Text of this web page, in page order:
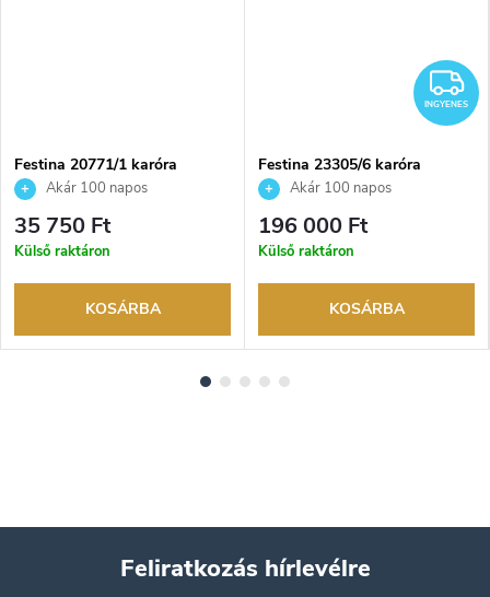
Festina 20771/1 karóra
Akár 100 napos
visszaküldési lehetőség. Hivatalos
márkakereskedő.
35 750 Ft
Külső raktáron
KOSÁRBA
INGYENES
Festina 23305/6 karóra
Akár 100 napos
visszaküldési lehetőség. Hivatalos
márkakereskedő.
196 000 Ft
Külső raktáron
KOSÁRBA
Feliratkozás hírlevélre